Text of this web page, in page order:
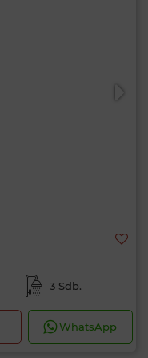
3 Sdb.
WhatsApp